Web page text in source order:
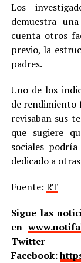
Los
demuestra
cuenta otros
previo, la
padres.
Uno de los
de rendimiento
revisaban sus
que sugiere
sociales
dedicado a
Fuente: RT
Sigue las
en
Facebook: